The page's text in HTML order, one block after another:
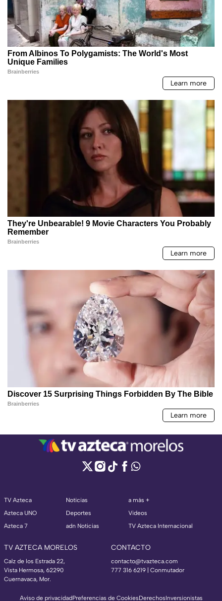
TV Azteca
Azteca UNO
Azteca 7
Noticias
Deportes
adn Noticias
a más +
Videos
TV Azteca Internacional
TV AZTECA MORELOS
Calz de los Estrada 22,
Vista Hermosa, 62290
Cuernavaca, Mor.
CONTACTO
contacto@tvazteca.com
777 316 6219 | Conmutador
Aviso de privacidadPreferencias de CookiesDerechosInversionistas